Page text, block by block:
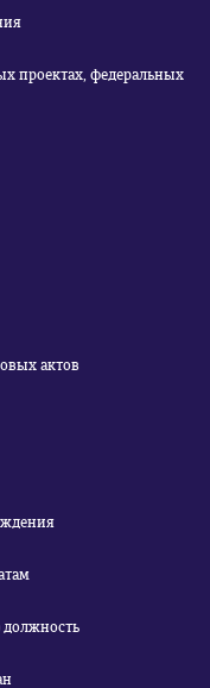
проектах, федеральных
актов